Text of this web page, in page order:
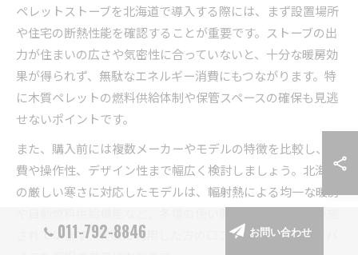
ペレットストーブを北海道で導入する際には、まず設置場所
や住宅の断熱性能を確認することが重要です。ストーブの出
力が住まいの広さや気密性に合っていないと、十分な暖房効
果が得られず、無駄なエネルギー消費にもつながります。特
に木質ペレットの燃料供給体制や保管スペースの確保も見逃
せないポイントです。
また、購入前には複数メーカーやモデルの特徴を比較し、燃
費や操作性、デザイン性まで幅広く検討しましょう。北海道
の厳しい寒さに対応したモデルは、輻射熱による均一な暖房
や自動燃料供給機能など、冬場の使い勝手を高める工夫が施
されています。実際に利用した方の口コミや専門店のアドバ
011-792-8846 お問い合わせ